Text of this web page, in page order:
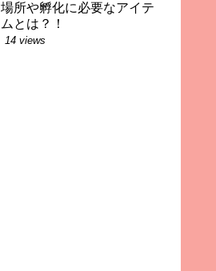
場所や孵化に必要なアイテ
ムとは？！
14 views